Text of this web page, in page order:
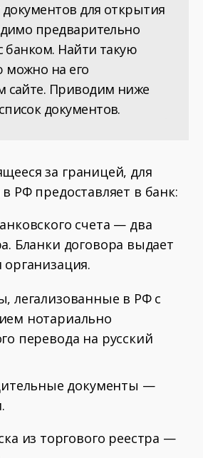
для открытия
предварительно
банком. Найти такую
на его
сайте. Приводим ниже
документов.
за границей, для
РФ предоставляет в банк:
счета — два
Бланки договора выдает
организация.
легализованные в РФ с
нотариально
перевода на русский
документы —
из торгового реестра —